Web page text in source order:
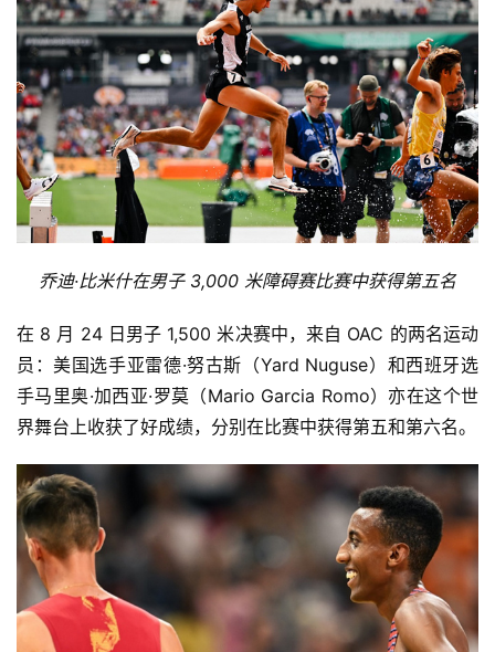
比
赛
观
察
装
备
乔迪·比米什在男子 3,000 米障碍赛比赛中获得第五名
在 8 月 24 日男子 1,500 米决赛中，来自 OAC 的两名运动
员：美国选手亚雷德·努古斯（Yard Nuguse）和西班牙选
手马里奥·加西亚·罗莫（Mario Garcia Romo）亦在这个世
界舞台上收获了好成绩，分别在比赛中获得第五和第六名。